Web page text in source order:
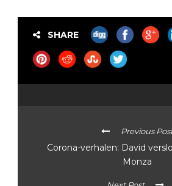
SHARE
Previous
Corona-verhalen: David
Monza